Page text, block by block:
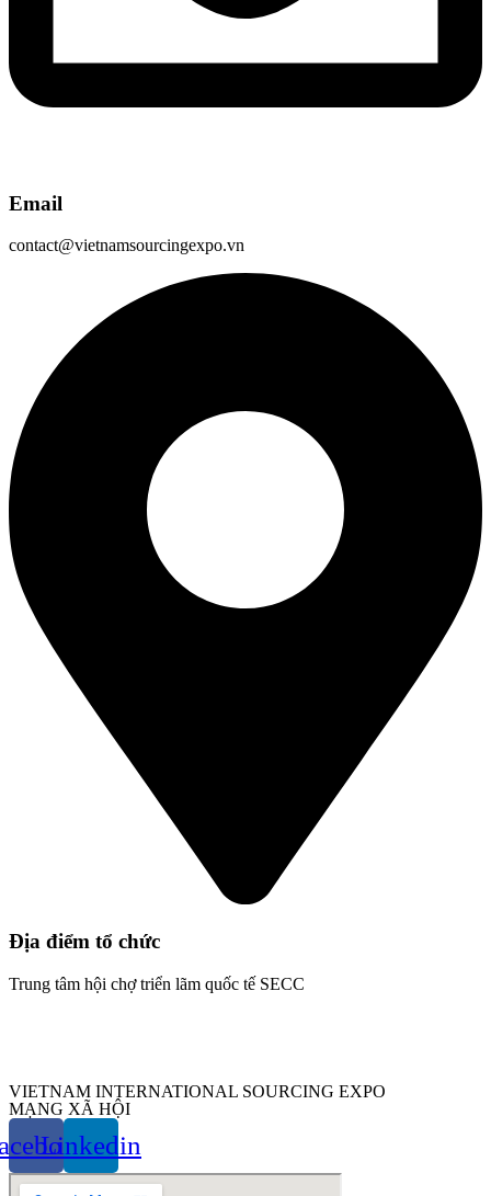
Email
contact@vietnamsourcingexpo.vn
Địa điểm tổ chức
Trung tâm hội chợ triển lãm quốc tế SECC
VIETNAM INTERNATIONAL SOURCING EXPO
MẠNG XÃ HỘI
Linkedin